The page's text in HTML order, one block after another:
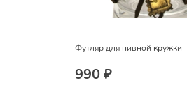
Футляр для пивной кружки
990 ₽